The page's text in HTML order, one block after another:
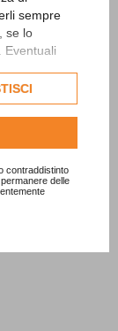
sempre
se lo
Eventuali
contraddistinto
delle